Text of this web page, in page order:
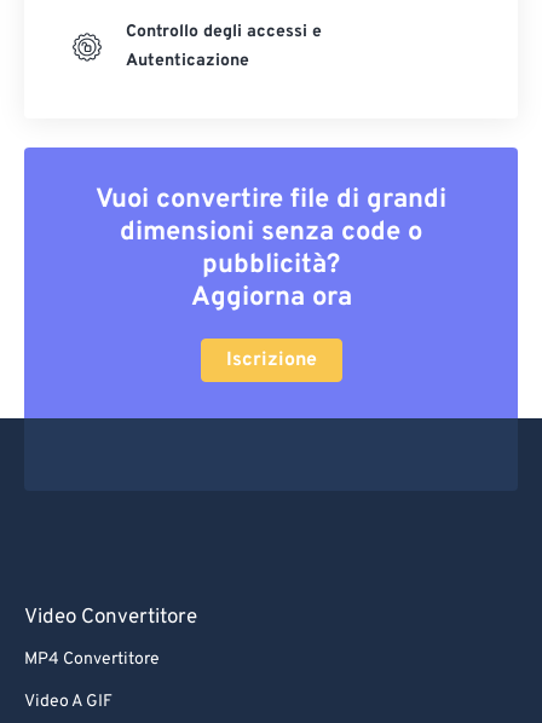
Controllo degli accessi e
Autenticazione
Vuoi convertire file di grandi
dimensioni senza code o
pubblicità?
Aggiorna ora
Iscrizione
Video Convertitore
MP4 Convertitore
Video A GIF